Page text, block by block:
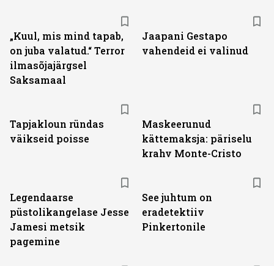
„Kuul, mis mind tapab,
on juba valatud.“ Terror
ilmasõjajärgsel
Saksamaal
Jaapani Gestapo
vahendeid ei valinud
Tapjakloun ründas
väikseid poisse
Maskeerunud
kättemaksja: päriselu
krahv Monte-Cristo
Legendaarse
püstolikangelase Jesse
Jamesi metsik
pagemine
See juhtum on
eradetektiiv
Pinkertonile